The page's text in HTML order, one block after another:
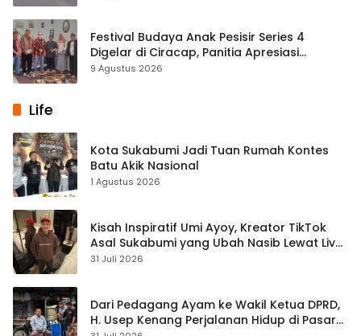
Festival Budaya Anak Pesisir Series 4
Digelar di Ciracap, Panitia Apresiasi
Dukungan Disbudpora Sukabumi
9 Agustus 2026
Life
Kota Sukabumi Jadi Tuan Rumah Kontes
Batu Akik Nasional
1 Agustus 2026
Kisah Inspiratif Umi Ayoy, Kreator TikTok
Asal Sukabumi yang Ubah Nasib Lewat Live
Streaming
31 Juli 2026
Dari Pedagang Ayam ke Wakil Ketua DPRD,
H. Usep Kenang Perjalanan Hidup di Pasar